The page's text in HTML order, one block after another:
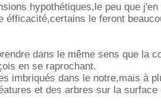
hypothétiques,le peu que
éfficacité,certains le feront
dans le même sens que la
en se raprochant.
imbriqués dans le notre,mais à
et des arbres sur la surface